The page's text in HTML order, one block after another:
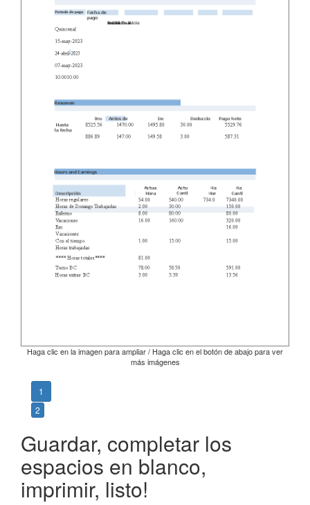
Haga clic en la imagen para ampliar / Haga clic en el botón de abajo para ver
más imágenes
1
2
Guardar, completar los
espacios en blanco,
imprimir, listo!